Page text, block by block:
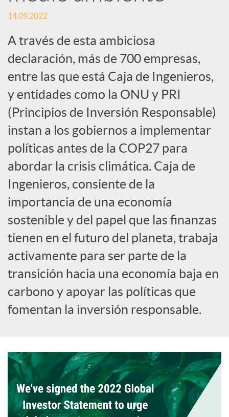
c
i
a
l
e
s
14.09.2022
A través de esta ambiciosa
declaración, más de 700 empresas,
entre las que está Caja de Ingenieros,
y entidades como la ONU y PRI
(Principios de Inversión Responsable)
instan a los gobiernos a implementar
políticas antes de la COP27 para
abordar la crisis climática. Caja de
Ingenieros, consiente de la
importancia de una economía
sostenible y del papel que las finanzas
tienen en el futuro del planeta, trabaja
activamente para ser parte de la
transición hacia una economía baja en
carbono y apoyar las políticas que
fomentan la inversión responsable.